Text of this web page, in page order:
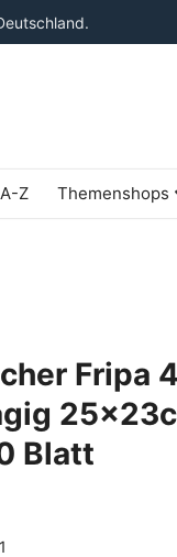
Z Themenshops
Fripa
Blatt